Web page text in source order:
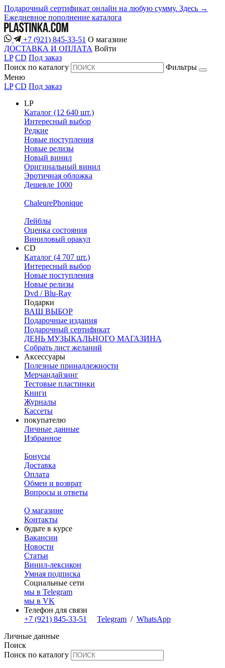
Подарочный сертификат онлайн на любую сумму. Здесь →
Ежедневное пополнение каталога
+7 (921) 845-33-51 О магазине
ДОСТАВКА И ОПЛАТА Войти
LP CD Под заказ
Поиск по каталогу
Фильтры
Меню
LP CD Под заказ
LP
Каталог (12 640 шт.)
Интересный выбор
Редкие
Новые поступления
Новые релизы
Новый винил
Оригинальный винил
Эротичная обложка
Дешевле 1000
ChaleurePhonique
Лейблы
Оценка состояния
Виниловый оракул
CD
Каталог (4 707 шт.)
Интересный выбор
Новые поступления
Новые релизы
Dvd / Blu-Ray
Подарки
ВАШ ВЫБОР
Подарочные издания
Подарочный сертификат
ДЕНЬ МУЗЫКАЛЬНОГО МАГАЗИНА
Собрать лист желаний
Аксессуары
Полезные принадлежности
Мерчандайзинг
Тестовые пластинки
Книги
Журналы
Кассеты
покупателю
Личные данные
Избранное
Бонусы
Доставка
Оплата
Обмен и возврат
Вопросы и ответы
О магазине
Контакты
будьте в курсе
Вакансии
Новости
Статьи
Винил-лексикон
Умная подписка
Социальные сети
мы в Telegram
мы в VK
Телефон для связи
+7 (921) 845-33-51
Telegram / WhatsApp
Личные данные
Поиск
Поиск по каталогу